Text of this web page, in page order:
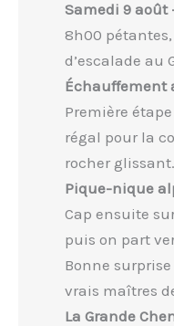
Samedi 9 août
8h00
d’escalade au
Échauffement
Première
régal pour la
rocher glissant.
Pique-nique
Cap ensuite
puis on part
Bonne
vrais maîtres
La Grande